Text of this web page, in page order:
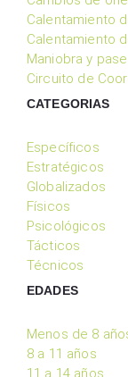
Calentamiento
Calentamiento
Maniobra y pase
Circuito de
CATEGORIAS
Específicos
Estratégicos
Globalizados
Físicos
Psicológicos
Tácticos
Técnicos
EDADES
Menos de 8
8 a 11 años
11 a 14 años